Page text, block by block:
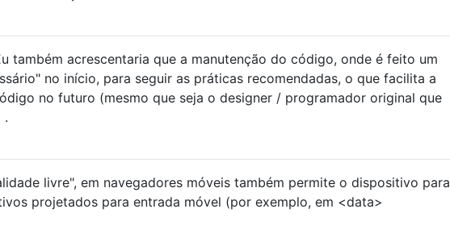
também acrescentaria que a manutenção do código, onde é feito um
no início, para seguir as práticas recomendadas, o que facilita a
no futuro (mesmo que seja o designer / programador original que
.
livre", em navegadores móveis também permite o dispositivo para
projetados para entrada móvel (por exemplo, em <data>